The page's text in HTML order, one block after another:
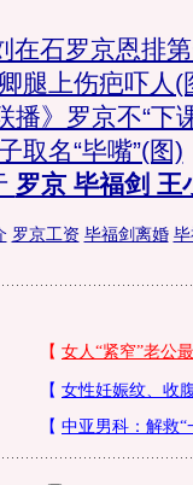
在石罗京恩排
腿上伤疤吓人(
》罗京不“下
取名“毕嘴”(图)
罗京 毕福剑 王
罗京工资 毕福剑离婚